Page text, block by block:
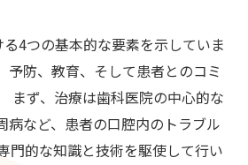
4つの基本的な要素を示していま
予防、教育、そして患者とのコミ
まず、治療は歯科医院の中心的な
病など、患者の口腔内のトラブル
門的な知識と技術を駆使して行い